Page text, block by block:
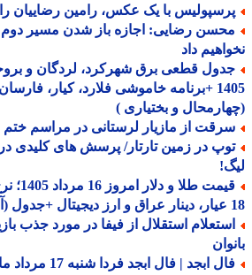
با یک عکس، رامین رضاییان را
رضایی: اجازه باز شدن مسیر دوم در
داد
1405 +برنامه خاموشی فلارد، کیار،
و بختیاری )
از مازیار لرستانی در مراسم ختم
در زمین تارتار/ پرسش های کلیدی
قیمت طلا و دلار
استقلال از فیفا در مورد جذب بازیکن
ابجد | فال ابجد فردا شنبه 17 مرداد ماه 1405